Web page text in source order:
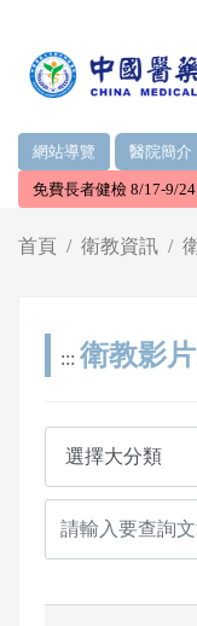
網站導覽 醫院簡介
免費長者健檢 8/17-9/24
首頁 衛教資訊
::: 衛教影片